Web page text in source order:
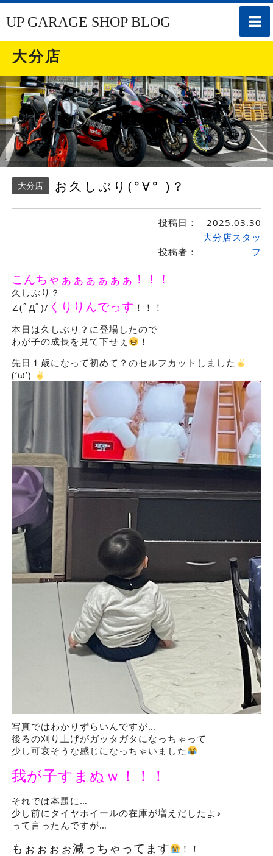
toggle
UP GARAGE SHOP BLOG
大分店
大分店 お久しぶり(°∀° )？
投稿日： 2025.03.30
投稿者：
大分店スタッ
フ
こんちゃぁぁぁぁぁぁ！！！
久しぶり？
∠(ﾟДﾟ )/ くりりんでっす ！！！
本日は久しぶり？に登場したので
わが子の成長を見て下せぇ
！
先日１歳になって初めて？のセルフカットしました
(‘ω’)
写真ではわかりずらいんですが…
後ろの刈り上げがガッタガタになっちゃって
少し可哀そうな感じになっちゃいました
我が子すまぬｗ！！！
それでは本題に…
少し前にタイヤホイールの在庫が増えだしたよ♪
って言ったんですが…
もぉぉぉぉ減っちゃってます
！！